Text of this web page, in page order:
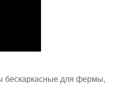
бескаркасные для фермы,